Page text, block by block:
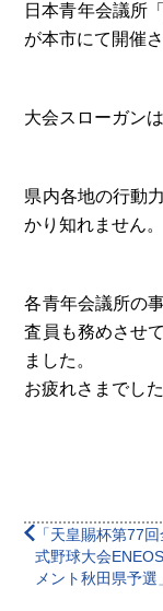
日本青年会議所
が本市にて開催
大会スローガン
県内各地の行動
かり知れません。
各青年会議所の
査員も務めさせ
ました。
お疲れさまでした
「天皇賜杯第77
式野球大会
メント秋田県予選